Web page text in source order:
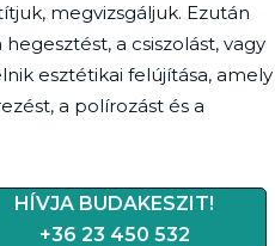
megvizsgáljuk. Ezután
a csiszolást, vagy
esztétikai felújítása, amely
a polírozást és a
HÍVJA BUDAKESZIT!
+36 23 450 532